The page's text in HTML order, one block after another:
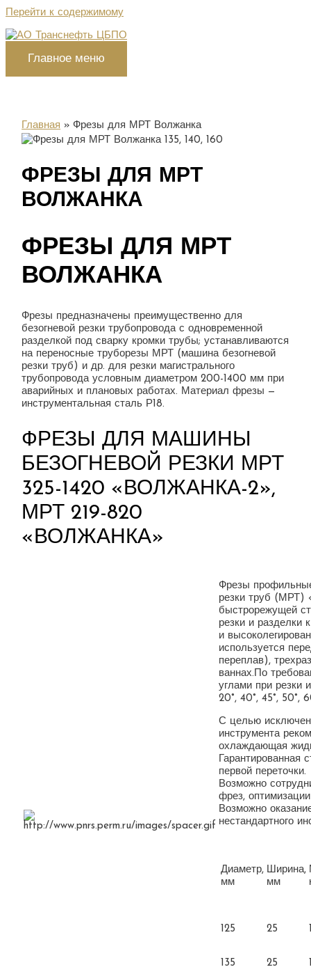
Перейти к содержимому
Главное меню
Главная Фрезы для МРТ Волжанка
ФРЕЗЫ ДЛЯ МРТ
ВОЛЖАНКА
ФРЕЗЫ ДЛЯ МРТ
ВОЛЖАНКА
Фрезы предназначены преимущественно для
безогневой резки трубопровода с одновременной
разделкой под сварку кромки трубы; устанавливаются
на переносные труборезы МРТ (машина безогневой
резки труб) и др. для резки магистрального
трубопровода условным диаметром 200-1400 мм при
аварийных и плановых работах. Материал фрезы —
инструментальная сталь Р18.
ФРЕЗЫ ДЛЯ МАШИНЫ
БЕЗОГНЕВОЙ РЕЗКИ МРТ
325-1420 «ВОЛЖАНКА-2»,
МРТ 219-820
«ВОЛЖАНКА»
Фрезы
резки труб (МРТ)
быстрорежущей
резки и разделки
и
используется
переплав),
ваннах.По
углами при резки
20°, 40°, 45°, 50°,
С целью
инструмента
охлаждающая
Гарантированная
первой переточки.
Возможно
фрез,
Возможно
нестандартного
Диаметр,
мм
Ширина,
мм
125 25
135 25